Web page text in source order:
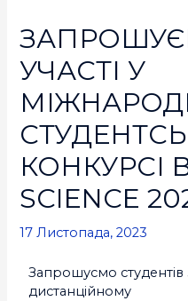
УЧАСТІ У
КОНКУРСІ
SCIENCE
17 Листопада, 2023
Запрошусмо студентів
дистанційному